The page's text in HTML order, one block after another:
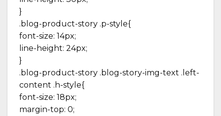
}
.blog-product-story .p-style{
font-size: 14px;
line-height: 24px;
}
.blog-product-story .blog-story-img-text .left-
content .h-style{
font-size: 18px;
margin-top: 0;